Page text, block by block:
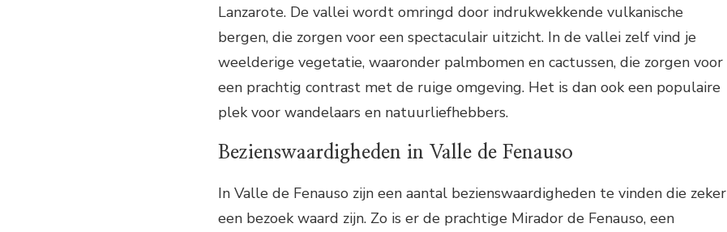
Lanzarote. De vallei wordt omringd door indrukwekkende vulkanische
bergen, die zorgen voor een spectaculair uitzicht. In de vallei zelf vind je
weelderige vegetatie, waaronder palmbomen en cactussen, die zorgen voor
een prachtig contrast met de ruige omgeving. Het is dan ook een populaire
plek voor wandelaars en natuurliefhebbers.
Bezienswaardigheden in Valle de Fenauso
In Valle de Fenauso zijn een aantal bezienswaardigheden te vinden die zeker
een bezoek waard zijn. Zo is er de prachtige Mirador de Fenauso, een